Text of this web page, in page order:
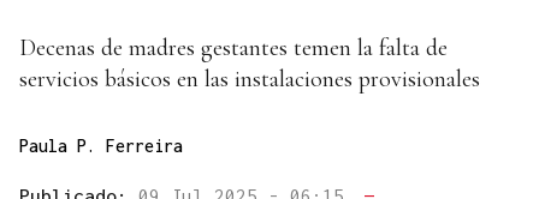
Decenas de madres gestantes temen la falta de
servicios básicos en las instalaciones provisionales
Paula P. Ferreira